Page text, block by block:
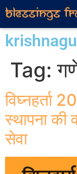
Tag:
विघ्नहर्ता
स्थापना की
सेवा